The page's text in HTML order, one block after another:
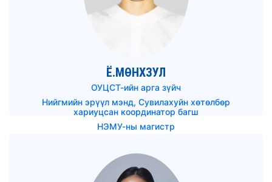
Ё.МӨНХЗУЛ
ОУЦСТ-ийн арга зүйч
Нийгмийн эрүүл мэнд, Сувилахуйн хөтөлбөр
хариуцсан координатор багш
НЭМУ-ны магистр